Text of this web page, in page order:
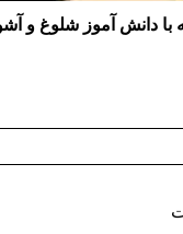
آموز شلوغ و آشوبگر!